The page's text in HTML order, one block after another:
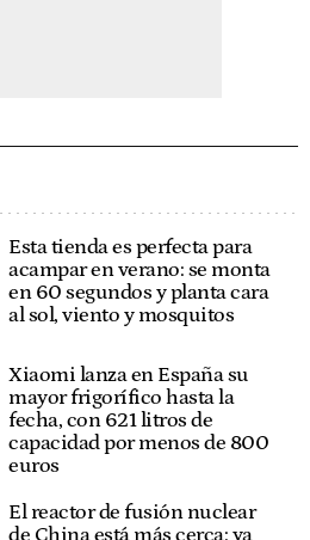
Esta tienda es perfecta para
acampar en verano: se monta
en 60 segundos y planta cara
al sol, viento y mosquitos
Xiaomi lanza en España su
mayor frigorífico hasta la
fecha, con 621 litros de
capacidad por menos de 800
euros
El reactor de fusión nuclear